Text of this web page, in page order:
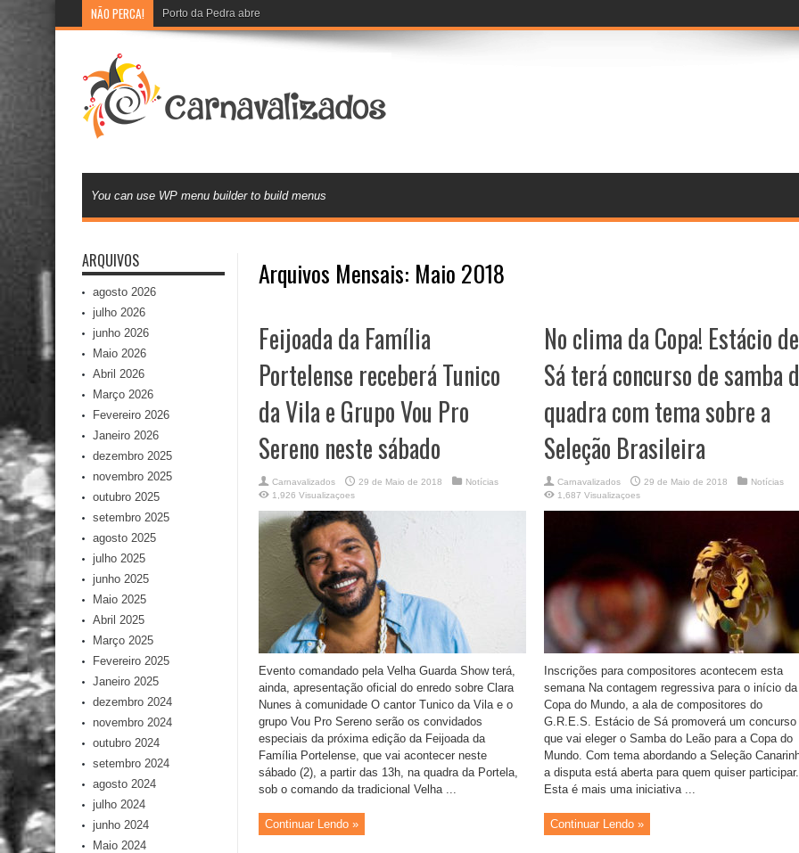
NÃO PERCA! Porto da Pedra abre recadastramento e cadastramento de componentes
You can use WP menu builder to build menus
Arquivos Mensais: Maio 2018
Feijoada da Família
Portelense receberá Tunico
da Vila e Grupo Vou Pro
Sereno neste sábado
Carnavalizados 29 de Maio de 2018
Notícias
1,926 Visualizaçoes
Evento comandado pela Velha Guarda Show terá,
ainda, apresentação oficial do enredo sobre Clara
Nunes à comunidade O cantor Tunico da Vila e o
grupo Vou Pro Sereno serão os convidados
especiais da próxima edição da Feijoada da
Família Portelense, que vai acontecer neste
sábado (2), a partir das 13h, na quadra da Portela,
sob o comando da tradicional Velha ...
Continuar Lendo »
No clima da Copa! Estácio de
Sá terá concurso de samba
quadra com tema sobre a
Seleção Brasileira
Carnavalizados 29 de Maio de 2018
Notícias
1,687 Visualizaçoes
Inscrições para compositores acontecem esta
semana Na contagem regressiva para o início da
Copa do Mundo, a ala de compositores do
G.R.E.S. Estácio de Sá promoverá um concurso
que vai eleger o Samba do Leão para a Copa do
Mundo. Com tema abordando a Seleção
a disputa está aberta para quem quiser
Esta é mais uma iniciativa ...
Continuar Lendo »
ARQUIVOS
agosto 2026
julho 2026
junho 2026
Maio 2026
Abril 2026
Março 2026
Fevereiro 2026
Janeiro 2026
dezembro 2025
novembro 2025
outubro 2025
setembro 2025
agosto 2025
julho 2025
junho 2025
Maio 2025
Abril 2025
Março 2025
Fevereiro 2025
Janeiro 2025
dezembro 2024
novembro 2024
outubro 2024
setembro 2024
agosto 2024
julho 2024
junho 2024
Maio 2024